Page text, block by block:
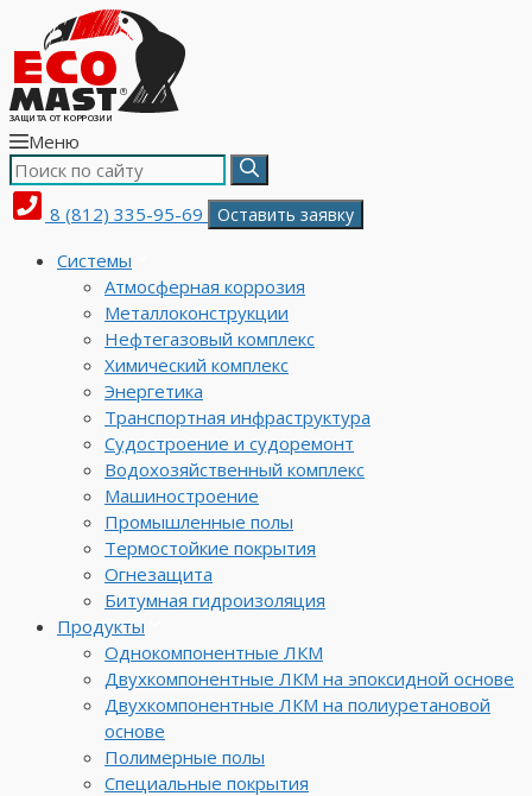
Меню
8 (812) 335-95-69 Оставить заявку
Системы
Атмосферная коррозия
Металлоконструкции
Нефтегазовый комплекс
Химический комплекс
Энергетика
Транспортная инфраструктура
Судостроение и судоремонт
Водохозяйственный комплекс
Машиностроение
Промышленные полы
Термостойкие покрытия
Огнезащита
Битумная гидроизоляция
Продукты
Однокомпонентные ЛКМ
Двухкомпонентные ЛКМ на эпоксидной основе
Двухкомпонентные ЛКМ на полиуретановой
основе
Полимерные полы
Специальные покрытия